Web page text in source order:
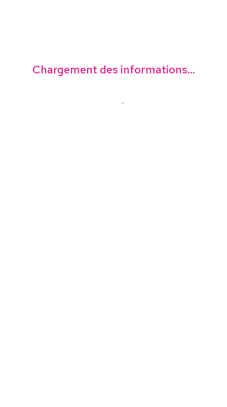
Chargement des informations...